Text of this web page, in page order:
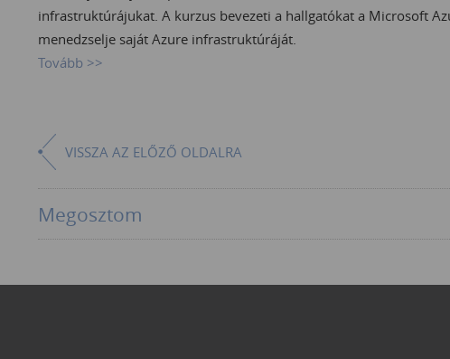
infrastruktúrájukat. A kurzus bevezeti a hallgatókat a Microsoft
menedzselje saját Azure infrastruktúráját.
Tovább >>
VISSZA AZ ELŐZŐ OLDALRA
Megosztom